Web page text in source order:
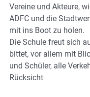
Vereine und Akteure,
ADFC und die
mit ins Boot zu holen.
Die Schule freut sich
bittet, vor allem mit
und Schüler, alle
Rücksicht